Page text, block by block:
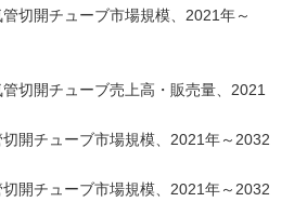
開チューブ市場規模、2021年～
開チューブ売上高・販売量、2021
チューブ市場規模、2021年～2032
チューブ市場規模、2021年～2032